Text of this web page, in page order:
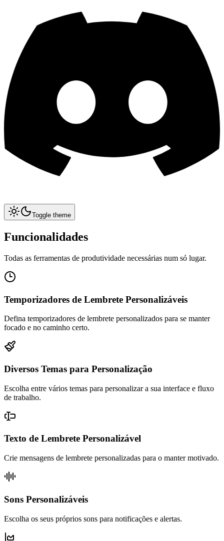
Toggle theme
Funcionalidades
Todas as ferramentas de produtividade necessárias num só lugar.
Temporizadores de Lembrete Personalizáveis
Defina temporizadores de lembrete personalizados para se manter
focado e no caminho certo.
Diversos Temas para Personalização
Escolha entre vários temas para personalizar a sua interface e fluxo
de trabalho.
Texto de Lembrete Personalizável
Crie mensagens de lembrete personalizadas para o manter motivado.
Sons Personalizáveis
Escolha os seus próprios sons para notificações e alertas.